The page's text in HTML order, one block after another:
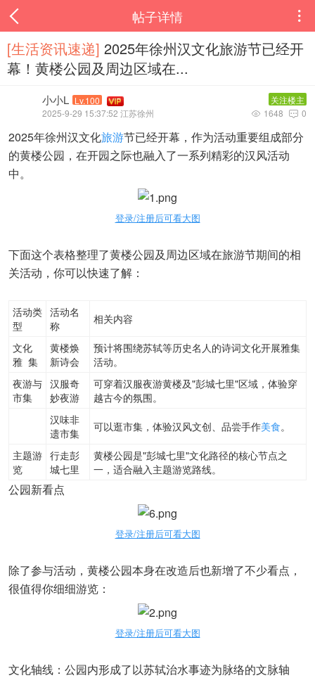
帖子详情 
[生活资讯速递‌] 2025年徐州汉文化旅游节已经开
幕！黄楼公园及周边区域在...
小小L Lv.100
关注楼主
2025-9-29 15:37:52 江苏徐州
 0
 1648
2025年徐州汉文化旅游节已经开幕，作为活动重要组成部分
的黄楼公园，在开园之际也融入了一系列精彩的汉风活动
中。
登录/注册后可看大图
下面这个表格整理了黄楼公园及周边区域在旅游节期间的相
关活动，你可以快速了解：
活动类
型
活动名
称
相关内容
文化
雅 集
黄楼焕
新诗会
预计将围绕苏轼等历史名人的诗词文化开展雅集
活动。
夜游与
市集
汉服奇
妙夜游
可穿着汉服夜游黄楼及"彭城七里"区域，体验穿
越古今的氛围。
汉味非
遗市集
可以逛市集，体验汉风文创、品尝手作美食。
主题游
览
行走彭
城七里
黄楼公园是"彭城七里"文化路径的核心节点之
一，适合融入主题游览路线。
公园新看点
登录/注册后可看大图
除了参与活动，黄楼公园本身在改造后也新增了不少看点，
很值得你细细游览：
登录/注册后可看大图
文化轴线：公园内形成了以苏轼治水事迹为脉络的文脉轴